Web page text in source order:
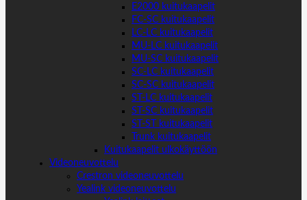
E2000 kuitukaapelit
FC-SC kuitukaapelit
LC-LC kuitukaapelit
MU-LC kuitukaapelit
MU-SC kuitukaapelit
SC-LC kuitukaapelit
SC-SC kuitukaapelit
ST-LC kuitukaapelit
ST-SC kuitukaapelit
ST-ST kuitukaapelit
Trunk kuitukaapelit
Kuitukaapelit ulkokäyttöön
Videoneuvottelu
Crestron videoneuvottelu
Yealink videoneuvottelu